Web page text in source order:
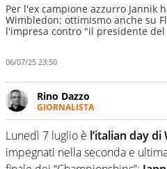
Per l'ex campione azzurro Jannik
Wimbledon: ottimismo anche su
l'impresa contro "il presidente
06/07/25 23:50
Rino Dazzo
GIORNALISTA
Se mai ci fosse modo di
una nicchia di esperti, lui
una svista arbitrale né gli
curve
Lunedì 7 luglio è l’italian day
impegnati nella seconda e